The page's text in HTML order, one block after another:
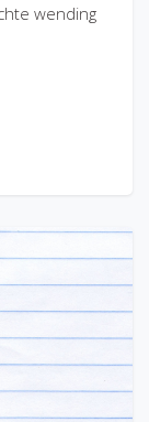
wending